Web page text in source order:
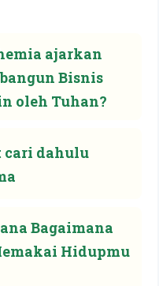
ajarkan
Bisnis
oleh Tuhan?
cari dahulu
Bagaimana
Hidupmu